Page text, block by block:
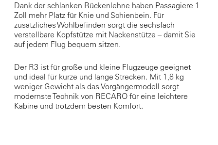
Dank der schlanken Rückenlehne haben Passagiere 1
Zoll mehr Platz für Knie und Schienbein. Für
zusätzliches Wohlbefinden sorgt die sechsfach
verstellbare Kopfstütze mit Nackenstütze – damit Sie
auf jedem Flug bequem sitzen.
Der R3 ist für große und kleine Flugzeuge geeignet
und ideal für kurze und lange Strecken. Mit 1,8 kg
weniger Gewicht als das Vorgängermodell sorgt
modernste Technik von RECARO für eine leichtere
Kabine und trotzdem besten Komfort.